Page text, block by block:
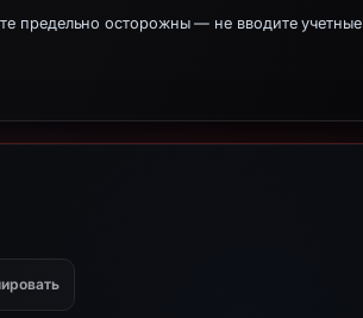
предельно осторожны — не вводите учетные